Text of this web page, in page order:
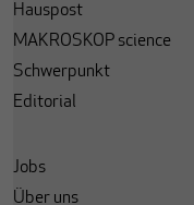
Hauspost
MAKROSKOP science
Schwerpunkt
Editorial
Jobs
Über uns